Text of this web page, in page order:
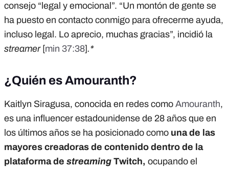
consejo “legal y emocional”. “Un montón de gente se
ha puesto en contacto conmigo para ofrecerme ayuda,
incluso legal. Lo aprecio, muchas gracias”, incidió la
streamer [min 37:38].*
¿Quién es Amouranth?
Kaitlyn Siragusa, conocida en redes como Amouranth,
es una influencer estadounidense de 28 años que en
los últimos años se ha posicionado como una de las
mayores creadoras de contenido dentro de la
plataforma de streaming Twitch, ocupando el